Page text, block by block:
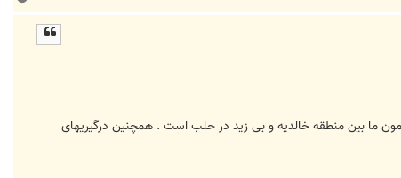
ا
ما بین منطقه خالدیه و بی زید در حلب است . همچنین درگیریهای